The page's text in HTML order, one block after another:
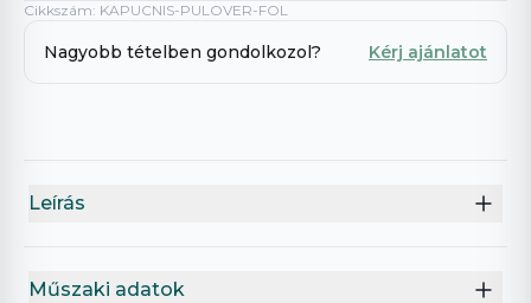
Cikkszám: KAPUCNIS-PULOVER-FOL
Nagyobb tételben gondolkozol? Kérj ajánlatot
Leírás
Műszaki adatok